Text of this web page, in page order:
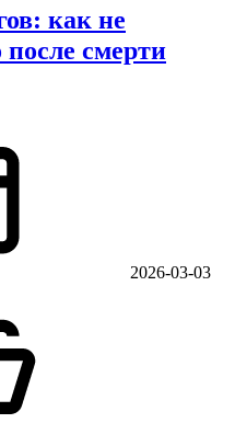
как не
смерти
2026-03-03